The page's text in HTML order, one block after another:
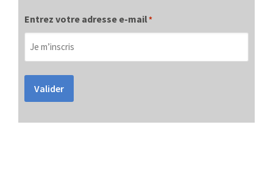
Entrez votre adresse e-mail*
Valider